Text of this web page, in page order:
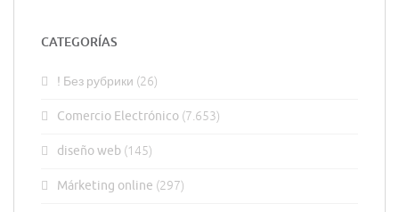
CATEGORÍAS
! Без рубрики (26)
Comercio Electrónico (7.653)
diseño web (145)
Márketing online (297)